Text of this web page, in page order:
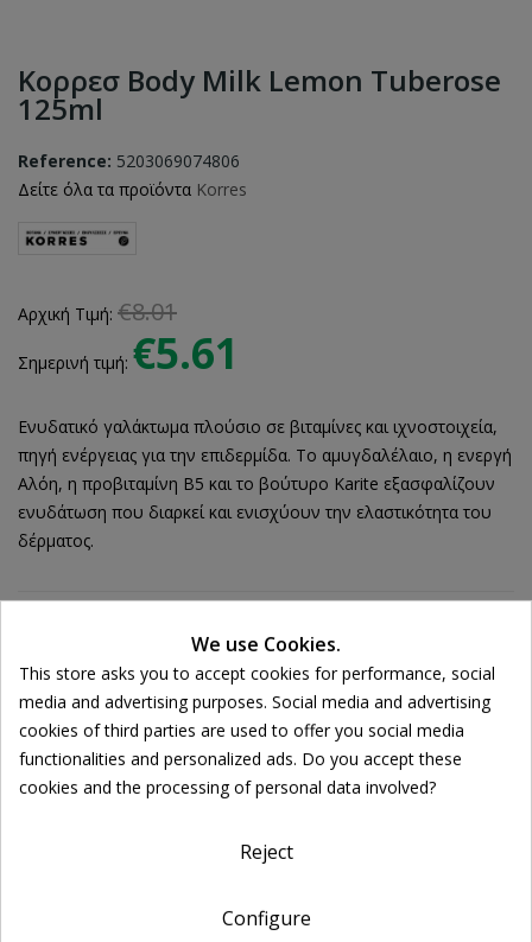
Κορρεσ Body Milk Lemon Tuberose
125ml
Reference: 5203069074806
Δείτε όλα τα προϊόντα Korres
Αρχική Τιμή: €8.01
Σημερινή τιμή: €5.61
Ενυδατικό γαλάκτωμα πλούσιο σε βιταμίνες και ιχνοστοιχεία,
πηγή ενέργειας για την επιδερμίδα. Το αμυγδαλέλαιο, η ενεργή
Αλόη, η προβιταμίνη B5 και το βούτυρο Karite εξασφαλίζουν
ενυδάτωση που διαρκεί και ενισχύουν την ελαστικότητα του
δέρματος.
Ποσότητα:
 ADD TO CART
Share
FREE SHIPPING
We use Cookies.
This store asks you to accept cookies for performance, social
media and advertising purposes. Social media and advertising
cookies of third parties are used to offer you social media
functionalities and personalized ads. Do you accept these
cookies and the processing of personal data involved?
Reject
Configure